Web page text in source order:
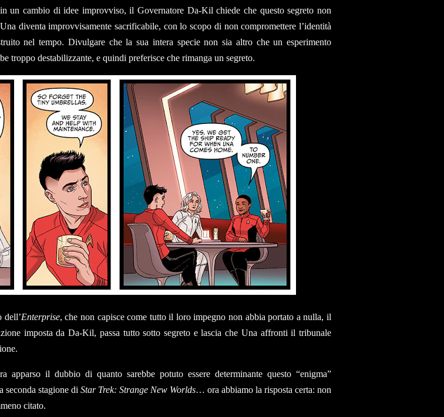
un cambio di idee improvviso, il Governatore Da-Kil chiede che questo segreto non
diventa improvvisamente sacrificabile, con lo scopo di non compromettere l’identità
nel tempo. Divulgare che la sua intera specie non sia altro che un esperimento
troppo destabilizzante, e quindi preferisce che rimanga un segreto.
dell’Enterprise, che non capisce come tutto il loro impegno non abbia portato a nulla, il
imposta da Da-Kil, passa tutto sotto segreto e lascia che Una affronti il tribunale
apparso il dubbio di quanto sarebbe potuto essere determinante questo “enigma”
seconda stagione di Star Trek: Strange New Worlds… ora abbiamo la risposta certa: non
citato.